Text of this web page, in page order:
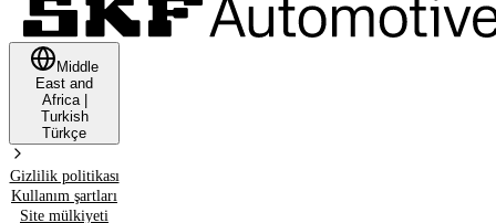
Middle
East and
Africa|
Turkish
Türkçe
Gizlilik politikası
Kullanım şartları
Site mülkiyeti